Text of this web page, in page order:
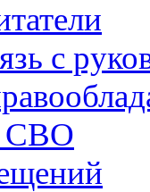
с
СВО